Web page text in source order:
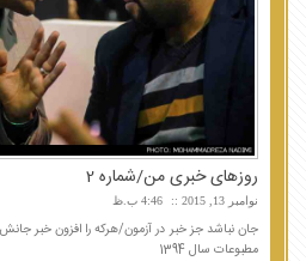
روزهای خبری من/شماره 2
نوامبر 13, 2015 4:46 ب.ظ
جان نباشد جز خبر در آزمون/هرکه را افزون خبر
مطبوعات سال 1394